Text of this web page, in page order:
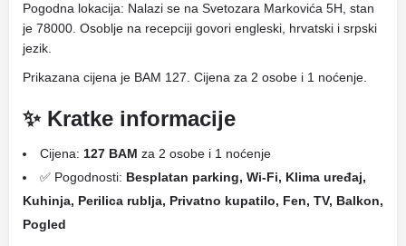
Pogodna lokacija: Nalazi se na Svetozara Markovića 5H, stan
je 78000. Osoblje na recepciji govori engleski, hrvatski i srpski
jezik.
Prikazana cijena je BAM 127. Cijena za 2 osobe i 1 noćenje.
✨ Kratke informacije
Cijena: 127 BAM za 2 osobe i 1 noćenje
✅ Pogodnosti: Besplatan parking, Wi-Fi, Klima uređaj,
Kuhinja, Perilica rublja, Privatno kupatilo, Fen, TV, Balkon,
Pogled